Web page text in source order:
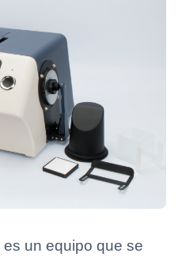
un equipo que se